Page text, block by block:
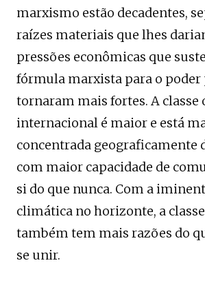
marxismo estão decadentes,
raízes materiais que lhes
pressões econômicas que
fórmula marxista para o poder
tornaram mais fortes. A classe
internacional é maior e está
concentrada geograficamente
com maior capacidade de
si do que nunca. Com a
climática no horizonte, a
também tem mais razões do
se unir.